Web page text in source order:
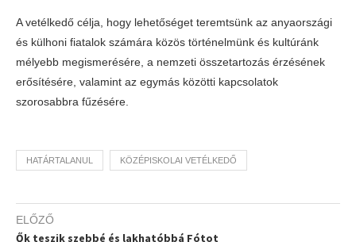
A vetélkedő célja, hogy lehetőséget teremtsünk az anyaországi
és külhoni fiatalok számára közös történelmünk és kultúránk
mélyebb megismerésére, a nemzeti összetartozás érzésének
erősítésére, valamint az egymás közötti kapcsolatok
szorosabbra fűzésére.
HATÁRTALANUL KÖZÉPISKOLAI VETÉLKEDŐ
ELŐZŐ
Ők teszik szebbé és lakhatóbbá Fótot